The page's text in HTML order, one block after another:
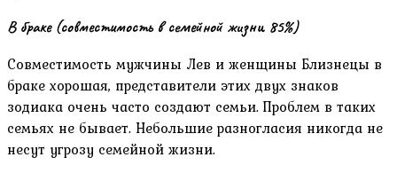
В браке (совместимость в семейной жизни 85%)
Совместимость мужчины Лев и женщины Близнецы в
браке хорошая, представители этих двух знаков
зодиака очень часто создают семьи. Проблем в таких
семьях не бывает. Небольшие разногласия никогда не
несут угрозу семейной жизни.